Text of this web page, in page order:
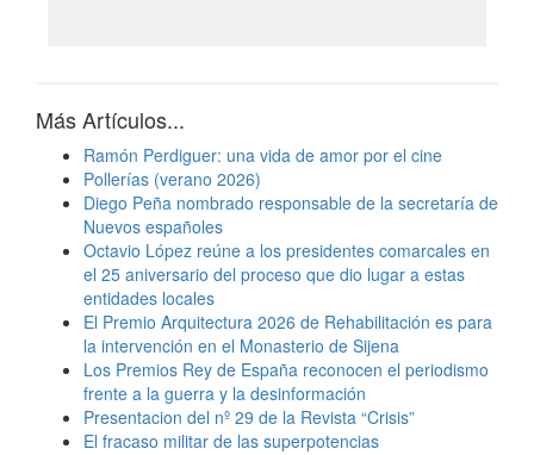
Más Artículos...
Ramón Perdiguer: una vida de amor por el cine
Pollerías (verano 2026)
Diego Peña nombrado responsable de la secretaría de
Nuevos españoles
Octavio López reúne a los presidentes comarcales en
el 25 aniversario del proceso que dio lugar a estas
entidades locales
El Premio Arquitectura 2026 de Rehabilitación es para
la intervención en el Monasterio de Sijena
Los Premios Rey de España reconocen el periodismo
frente a la guerra y la desinformación
Presentacion del nº 29 de la Revista “Crisis”
El fracaso militar de las superpotencias